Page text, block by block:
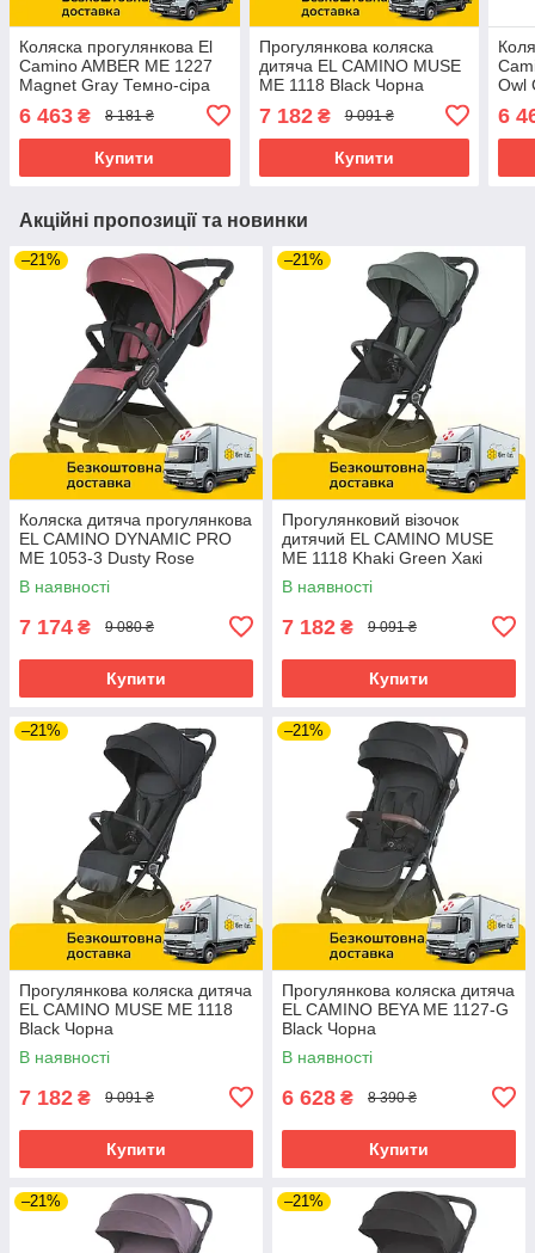
Коляска прогулянкова El
Camino AMBER ME 1227
Magnet Gray Темно-сіра
6 463 ₴ 8 181 ₴
Купити
Прогулянкова коляска
дитяча EL CAMINO MUSE
ME 1118 Black Чорна
7 182₴ 9 091 ₴
Купити
Owl
6
Акційні пропозиції та новинки
–21%
Коляска дитяча прогулянкова
EL CAMINO DYNAMIC PRO
ME 1053-3 Dusty Rose
Темно-рожева
В наявності
7 174 ₴ 9 080 ₴
Купити
–21%
Прогулянковий візочок
дитячий EL CAMINO MUSE
ME 1118 Khaki Green Хакі
В наявності
7 182 ₴ 9 091 ₴
Купити
–21%
Прогулянкова коляска дитяча
EL CAMINO MUSE ME 1118
Black Чорна
В наявності
7 182 ₴ 9 091 ₴
Купити
–21%
Прогулянкова коляска дитяча
EL CAMINO BEYA ME 1127-G
Black Чорна
В наявності
6 628 ₴ 8 390 ₴
Купити
–21% –21%